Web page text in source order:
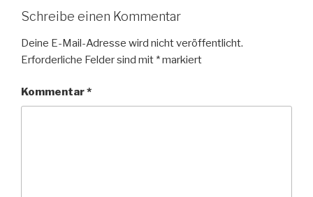
Schreibe einen Kommentar
Deine E-Mail-Adresse wird nicht veröffentlicht.
Erforderliche Felder sind mit *markiert
Kommentar*